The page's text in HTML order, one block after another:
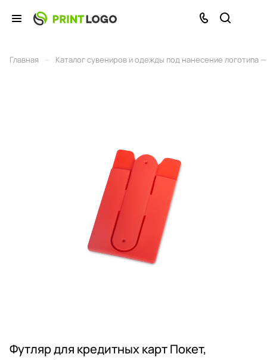
Главная Каталог сувениров и одежды под нанесение логотипа
Футляр для кредитных карт Покет,